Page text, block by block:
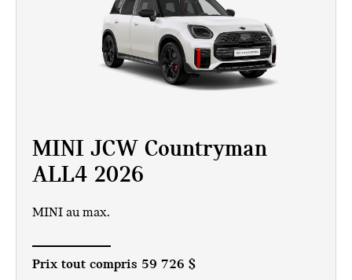
MINI JCW Countryman
ALL4 2026
MINI au max.
Prix tout compris 59 726 $